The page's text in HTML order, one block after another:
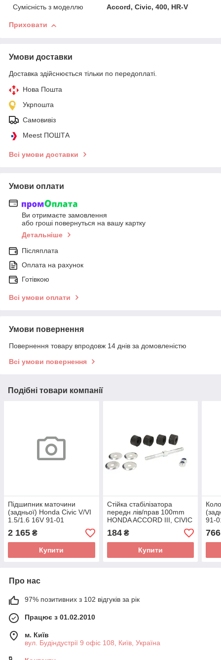
Сумісність з моделлю
Accord, Civic, 400, HR-V
Приховати
Умови доставки
Доставка здійснюється тільки по передоплаті.
Нова Пошта
Укрпошта
Самовивіз
Meest ПОШТА
Всі умови доставки
Умови оплати
Ви отримаєте замовлення
або гроші повернуться на вашу картку
Детальніше
Післяплата
Оплата на рахунок
Готівкою
Всі умови оплати
Умови повернення
Повернення товару впродовж 14 днів за домовленістю
Всі умови повернення
Подібні товари компанії
Підшипник маточини
(задньої) Honda Civic V/VI
1.5/1.6 16V 91-01
ADH28340 (Blue Print)
2 165 ₴
Купити
Стійка стабілізатора
передн лів/прав 100mm
HONDA ACCORD III, CIVIC
II, CIVIC IV, CIVIC V, CIVIC
VI, CIVIC VII, CRX II, CRX
III,
184₴
Купити
91-
92/
131
766
Про нас
97% позитивних з 102 відгуків за рік
Працює з 01.02.2010
м. Київ
вул. Будіндустрії 9 офіс 108, Київ, Україна